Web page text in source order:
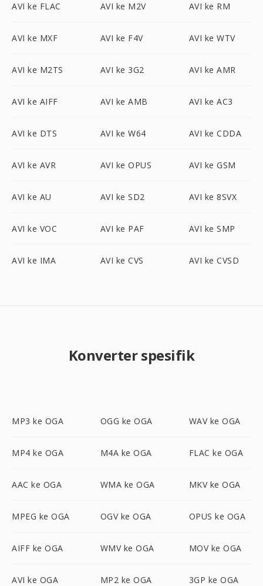
AVI ke FLAC AVI ke M2V AVI ke RM
AVI ke MXF AVI ke F4V AVI ke WTV
AVI ke M2TS AVI ke 3G2 AVI ke AMR
AVI ke AIFF AVI ke AMB AVI ke AC3
AVI ke DTS AVI ke W64 AVI ke CDDA
AVI ke AVR AVI ke OPUS AVI ke GSM
AVI ke AU AVI ke SD2 AVI ke 8SVX
AVI ke VOC AVI ke PAF AVI ke SMP
AVI ke IMA AVI ke CVS AVI ke CVSD
Konverter spesifik
MP3 ke OGA OGG ke OGA WAV ke OGA
MP4 ke OGA M4A ke OGA FLAC ke OGA
AAC ke OGA WMA ke OGA MKV ke OGA
MPEG ke OGA OGV ke OGA OPUS ke OGA
AIFF ke OGA WMV ke OGA MOV ke OGA
AVI ke OGA MP2 ke OGA 3GP ke OGA